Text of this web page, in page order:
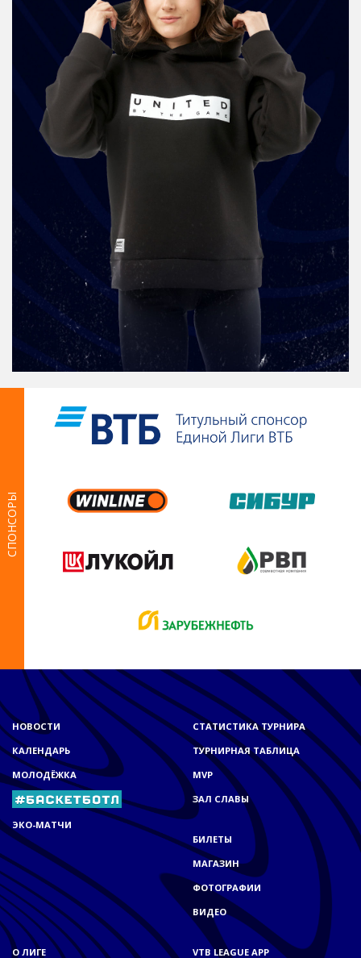
СПОНСОРЫ
НОВОСТИ
КАЛЕНДАРЬ
МОЛОДЁЖКА
ЭКО-МАТЧИ
СТАТИСТИКА ТУРНИРА
ТУРНИРНАЯ ТАБЛИЦА
MVP
ЗАЛ СЛАВЫ
БИЛЕТЫ
МАГАЗИН
ФОТОГРАФИИ
ВИДЕО
О ЛИГЕ VTB LEAGUE APP